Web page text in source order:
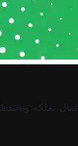
تملكه وتحتفظ